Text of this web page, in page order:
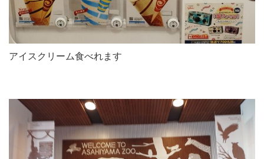
アイスクリーム食べれます